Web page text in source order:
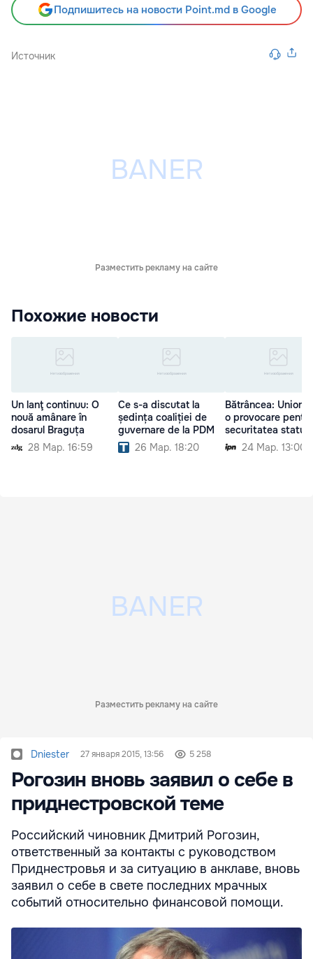
Подпишитесь на новости Point.md в Google
Источник
Разместить рекламу на сайте
Похожие новости
Un lanţ continuu: O
nouă amânare în
dosarul Braguța
28 Мар. 16:59
Ce s-a discutat la
ședința coaliției de
guvernare de la PDM
26 Мар. 18:20
Bătrâncea:
o provocare pentru
securitatea
24 Мар. 13:00
Разместить рекламу на сайте
Dniester 27 января 2015, 13:56 5 258
Рогозин вновь заявил о себе в
приднестровской теме
Российский чиновник Дмитрий Рогозин,
ответственный за контакты с руководством
Приднестровья и за ситуацию в анклаве, вновь
заявил о себе в свете последних мрачных
событий относительно финансовой помощи.